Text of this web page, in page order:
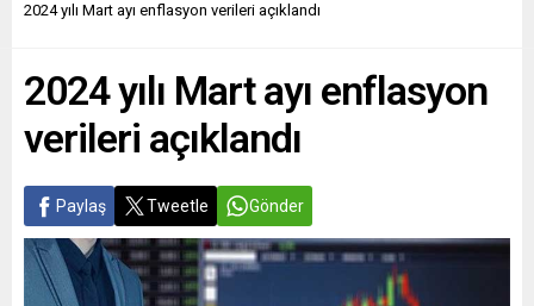
2024 yılı Mart ayı enflasyon verileri açıklandı
2024 yılı Mart ayı enflasyon
verileri açıklandı
Paylaş Tweetle Gönder